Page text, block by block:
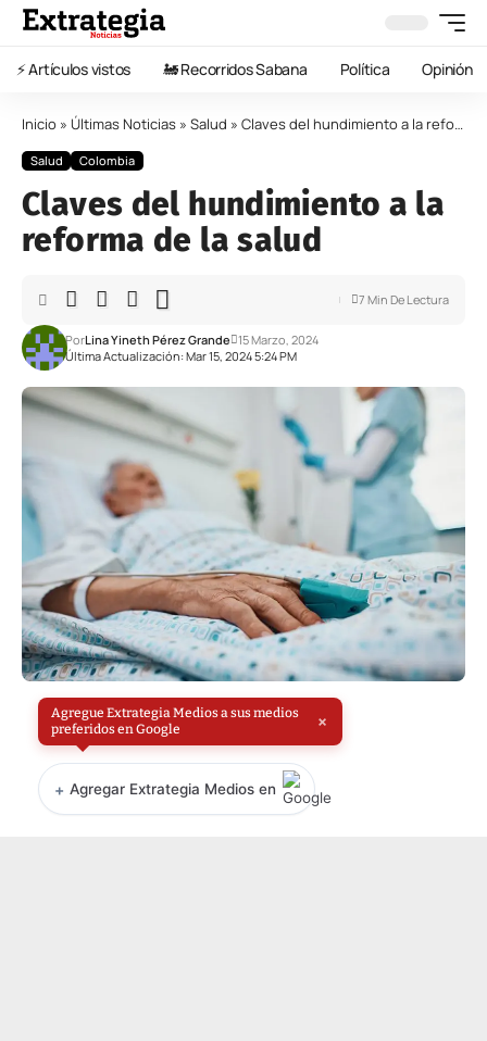
⚡️ Artículos vistos 🚂 Recorridos Sabana Política Opinión
Inicio » Últimas Noticias » Salud » Claves del hundimiento a la reforma de la salud
Salud Colombia
Claves del hundimiento a la
reforma de la salud
Última Actualización: Mar 15, 2024 5:24 PM
PorLina Yineth Pérez Grande 15 Marzo, 2024
7 Min De Lectura
Agregue Extrategia Medios a sus medios
preferidos en Google
×
+ Agregar Extrategia Medios en